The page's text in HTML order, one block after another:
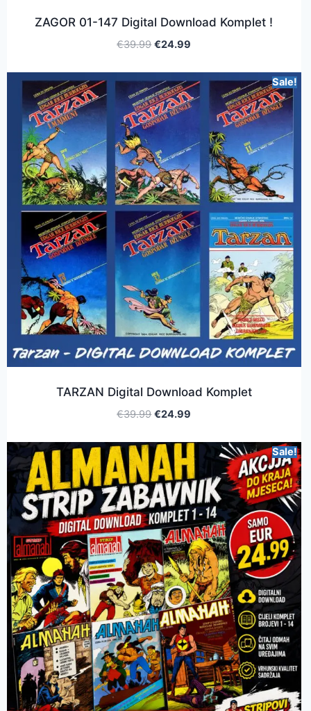
ZAGOR 01-147 Digital Download Komplet !
€39.99 €24.99
Sale!
TARZAN Digital Download Komplet
€39.99 €24.99
Sale!